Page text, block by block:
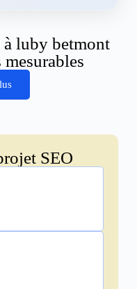
à luby betmont
SEO